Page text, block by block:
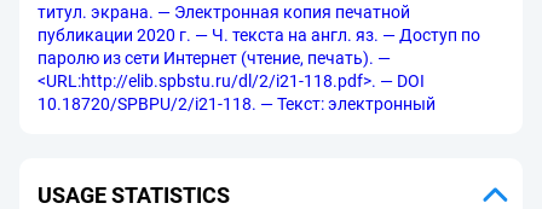
титул. экрана. — Электронная копия печатной
публикации 2020 г. — Ч. текста на англ. яз. — Доступ по
паролю из сети Интернет (чтение, печать). —
<URL:http://elib.spbstu.ru/dl/2/i21-118.pdf>. — DOI
10.18720/SPBPU/2/i21-118. — Текст: электронный
USAGE STATISTICS